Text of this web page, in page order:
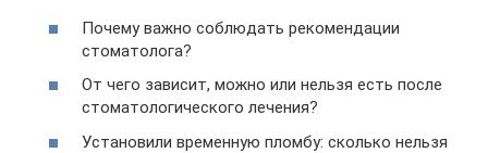
Почему важно соблюдать рекомендации
стоматолога?
От чего зависит, можно или нельзя есть после
стоматологического лечения?
Установили временную пломбу: сколько нельзя